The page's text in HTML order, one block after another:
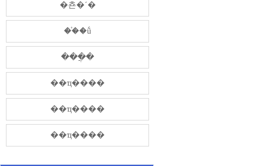
�쵼�´�
��֯�ṹ
���̷ֲ�
��ҵ����
��ҵ����
��ҵ����